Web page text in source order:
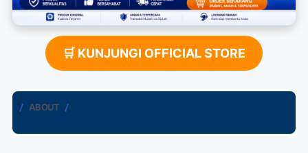
🛒 KUNJUNGI OFFICIAL STORE
ABOUT